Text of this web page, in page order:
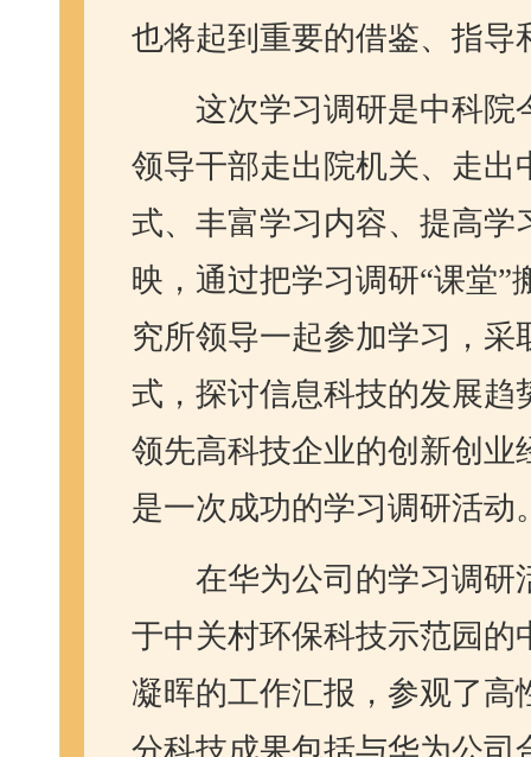
也将起到重要的借鉴、指导
这次学习调研是中科院
领导干部走出院机关、走
式、丰富学习内容、提高
映，通过把学习调研“课堂
究所领导一起参加学习，
式，探讨信息科技的发展
领先高科技企业的创新创
是一次成功的学习调研活动
在华为公司的学习调研
于中关村环保科技示范园
凝晖的工作汇报，参观了
分科技成果包括与华为公